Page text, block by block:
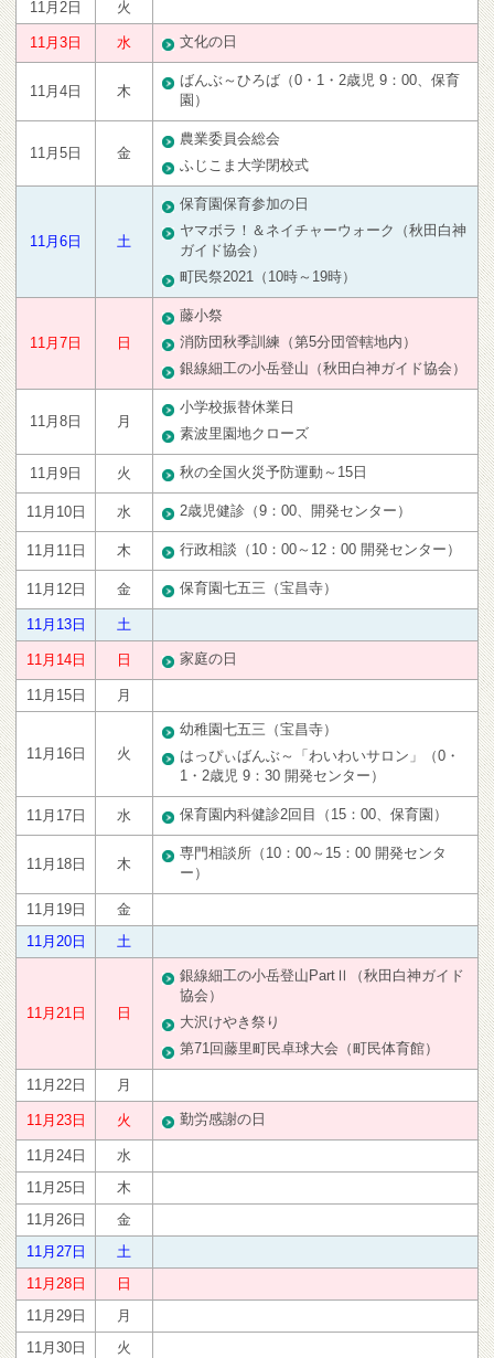
11月2日 火
11月3日 水 文化の日
11月4日 木
ばんぶ～ひろば（0・1・2歳児 9：00、保育
園）
11月5日 金
農業委員会総会
ふじこま大学閉校式
11月6日 土
保育園保育参加の日
ヤマボラ！＆ネイチャーウォーク（秋田白神
ガイド協会）
町民祭2021（10時～19時）
11月7日 日
藤小祭
消防団秋季訓練（第5分団管轄地内）
銀線細工の小岳登山（秋田白神ガイド協会）
11月8日 月
小学校振替休業日
素波里園地クローズ
11月9日 火 秋の全国火災予防運動～15日
11月10日 水 2歳児健診（9：00、開発センター）
11月11日 木 行政相談（10：00～12：00 開発センター）
11月12日 金 保育園七五三（宝昌寺）
11月13日 土
11月14日 日 家庭の日
11月15日 月
11月16日 火
幼稚園七五三（宝昌寺）
はっぴぃばんぶ～「わいわいサロン」（0・
1・2歳児 9：30 開発センター）
11月17日 水 保育園内科健診2回目（15：00、保育園）
11月18日 木
専門相談所（10：00～15：00 開発センタ
ー）
11月19日
金
11月20日
土
11月21日 日
銀線細工の小岳登山PartⅡ（秋田白神ガイド
協会）
大沢けやき祭り
第71回藤里町民卓球大会（町民体育館）
11月22日 月
11月23日 火 勤労感謝の日
11月24日
水
11月25日
木
11月26日
金
11月27日
土
11月28日
日
11月29日
月
11月30日
火